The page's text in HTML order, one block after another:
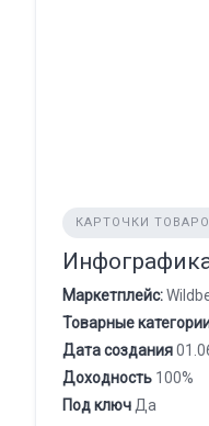
КАРТОЧКИ ТОВАРОВ
Маркетплейс:
Товарные
Дата создания
Доходность 100%
Под ключ Да